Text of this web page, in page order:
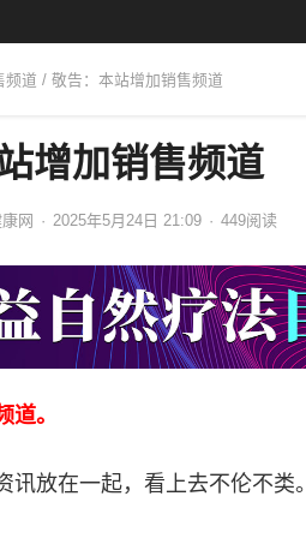
频道 / 敬告：本站增加销售频道
增加销售频道
网 · 2025年5月24日 21:09 · 449阅读
道。
讯放在一起，看上去不伦不类。